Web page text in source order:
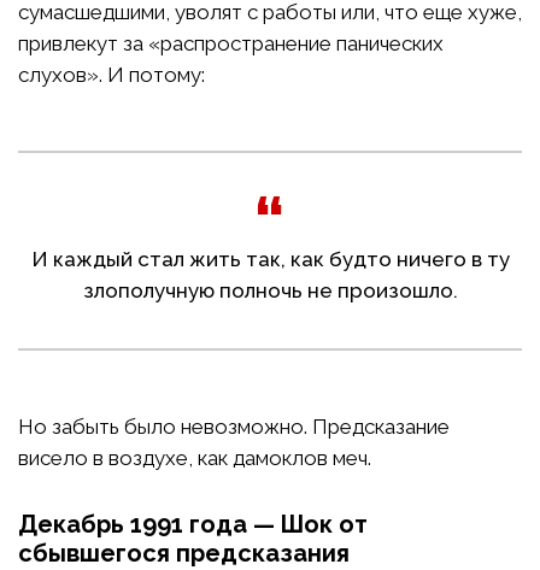
сумасшедшими, уволят с работы или, что еще хуже,
привлекут за «распространение панических
слухов». И потому:
И каждый стал жить так, как будто ничего в ту
злополучную полночь не произошло.
Но забыть было невозможно. Предсказание
висело в воздухе, как дамоклов меч.
Декабрь 1991 года — Шок от
сбывшегося предсказания